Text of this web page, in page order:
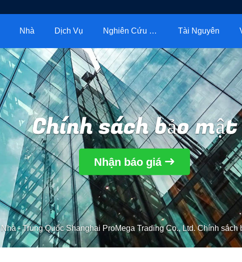
Nhà Dịch Vụ Nghiên Cứu Điển Hình Tài Nguyên
Chính sách bảo mật
Nhận báo giá
Nhà-Trung Quốc Shanghai ProMega Trading Co., Ltd. Chính sách